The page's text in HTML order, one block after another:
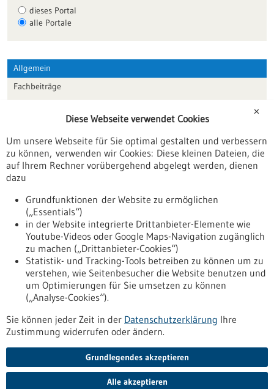
dieses Portal
alle Portale
Allgemein
Fachbeiträge
Veranstaltungen
Erscheinungsdatum
Nach oben
Informiert bleiben
Newsletter abonnieren
✕
Diese Webseite verwendet Cookies
Um unsere Webseite für Sie optimal gestalten und verbessern
zu können, verwenden wir Cookies: Diese kleinen Dateien, die
auf Ihrem Rechner vorübergehend abgelegt werden, dienen
dazu
Grundfunktionen der Website zu ermöglichen
(„Essentials“)
in der Website integrierte Drittanbieter-Elemente wie
Youtube-Videos oder Google Maps-Navigation zugänglich
zu machen („Drittanbieter-Cookies“)
Statistik- und Tracking-Tools betreiben zu können um zu
verstehen, wie Seitenbesucher die Website benutzen und
um Optimierungen für Sie umsetzen zu können
(„Analyse-Cookies“).
Sie können jeder Zeit in der Datenschutzerklärung Ihre
Zustimmung widerrufen oder ändern.
Grundlegendes akzeptieren
Alle akzeptieren